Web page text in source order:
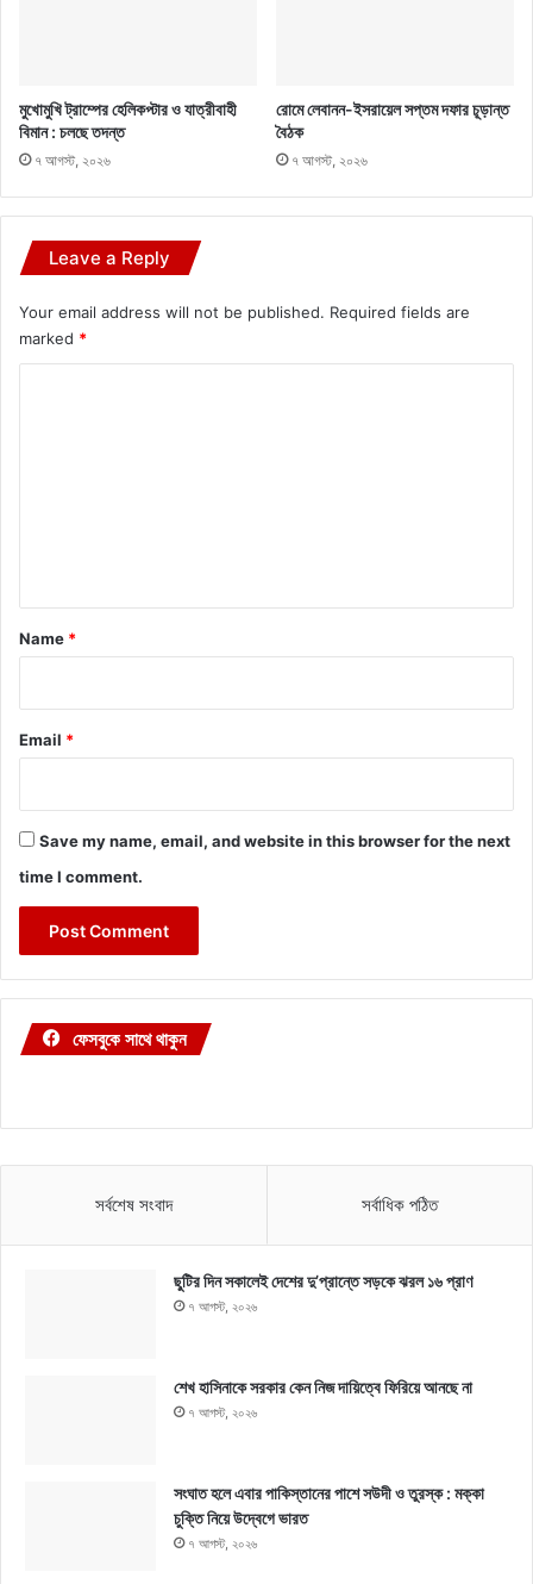
মুখোমুখি ট্রাম্পের হেলিকপ্টার ও যাত্রীবাহী
বিমান : চলছে তদন্ত
৭ আগস্ট, ২০২৬
রোমে লেবানন-ইসরায়েল সপ্তম দফার চূড়ান্ত
বৈঠক
৭ আগস্ট, ২০২৬
Leave a Reply
Your email address will not be published. Required fields are
marked *
*
Name *
Email *
Save my name, email, and website in this browser for the next
time I comment.
ফেসবুকে সাথে থাকুন
সর্বশেষ সংবাদ সর্বাধিক পঠিত
ছুটির দিন সকালেই দেশের দু’প্রান্তে সড়কে ঝরল ১৬ প্রাণ
৭ আগস্ট, ২০২৬
শেখ হাসিনাকে সরকার কেন নিজ দায়িত্বে ফিরিয়ে আনছে না
৭ আগস্ট, ২০২৬
সংঘাত হলে এবার পাকিস্তানের পাশে সউদী ও তুরস্ক : মক্কা
চুক্তি নিয়ে উদ্বেগে ভারত
৭ আগস্ট, ২০২৬